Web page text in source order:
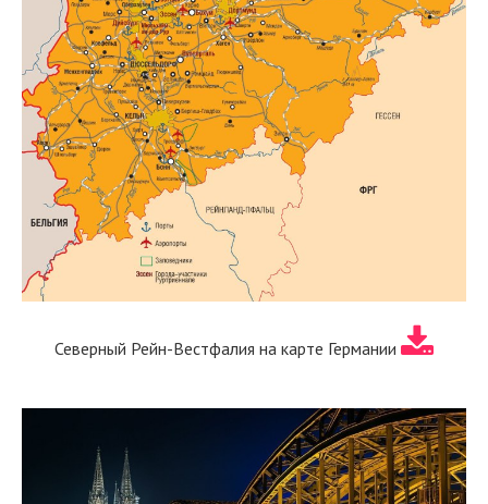
Северный Рейн-Вестфалия на карте Германии